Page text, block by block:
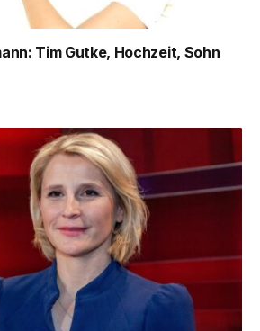
Tim Gutke, Hochzeit, Sohn